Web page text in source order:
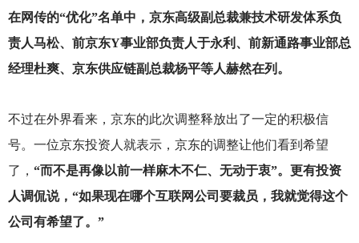
在网传的“优化”名单中，京东高级副总裁兼技术研发体系负
责人马松、前京东Y事业部负责人于永利、前新通路事业部总
经理杜爽、京东供应链副总裁杨平等人赫然在列。
不过在外界看来，京东的此次调整释放出了一定的积极信
号。一位京东投资人就表示，京东的调整让他们看到希望
了， “而不是再像以前一样麻木不仁、无动于衷”。更有投资
人调侃说，“如果现在哪个互联网公司要裁员，我就觉得这个
公司有希望了。”